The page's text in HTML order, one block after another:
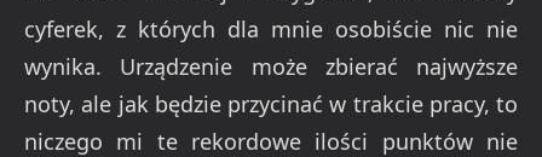
cyferek, z których dla mnie osobiście nic nie
wynika. Urządzenie może zbierać najwyższe
noty, ale jak będzie przycinać w trakcie pracy, to
niczego mi te rekordowe ilości punktów nie